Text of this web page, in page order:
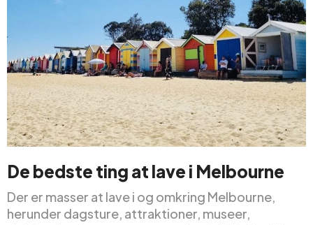
De bedste ting at lave i Melbourne
Der er masser at lave i og omkring Melbourne,
herunder dagsture, attraktioner, museer,